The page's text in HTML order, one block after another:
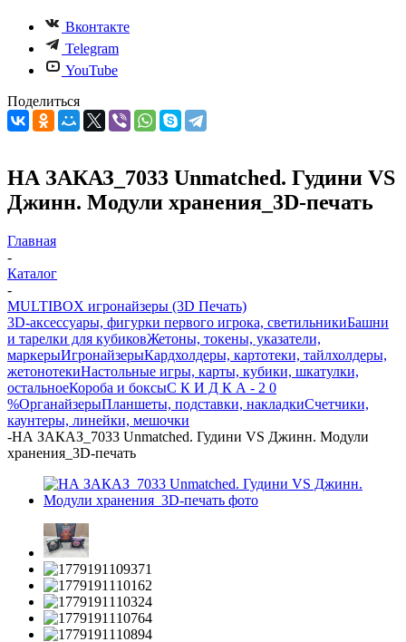
Вконтакте
Telegram
YouTube
Поделиться
НА ЗАКАЗ_7033 Unmatched. Гудини VS
Джинн. Модули хранения_3D-печать
Главная
-
Каталог
-
MULTIBOX игронайзеры (3D Печать)
3D-аксессуары, фигурки первого игрока, светильникиБашни
и тарелки для кубиковЖетоны, токены, указатели,
маркерыИгронайзерыКардхолдеры, картотеки, тайлхолдеры,
жетонотекиНастольные игры, карты, кубики, шкатулки,
остальноеКороба и боксыС К И Д К А - 2 0
%ОрганайзерыПланшеты, подставки, накладкиСчетчики,
каунтеры, линейки, мешочки
-НА ЗАКАЗ_7033 Unmatched. Гудини VS Джинн. Модули
хранения_3D-печать